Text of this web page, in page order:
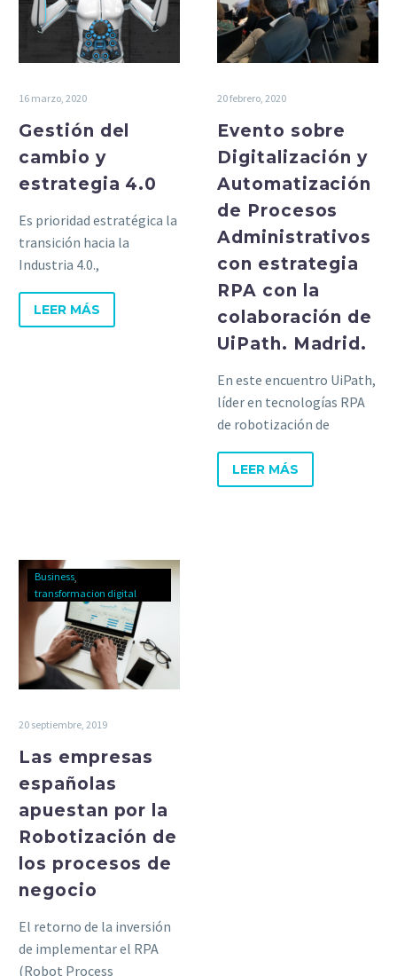
16 marzo, 2020
Gestión del
cambio y
estrategia 4.0
Es prioridad estratégica la
transición hacia la
Industria 4.0.,
como Big Data, AI, IoT,
robotización,
LEER MÁS
20 febrero, 2020
Evento sobre
Digitalización y
Automatización
de Procesos
Administrativos
con estrategia
RPA con la
colaboración de
UiPath. Madrid.
En este encuentro UiPath,
líder en tecnologías RPA
de robotización de
su visión respecto a la
automatización.
LEER MÁS
Business
transformacion digital
20 septiembre, 2019
Las empresas
españolas
apuestan por la
Robotización de
los procesos de
negocio
El retorno de la inversión
de implementar el RPA
(Robot Process